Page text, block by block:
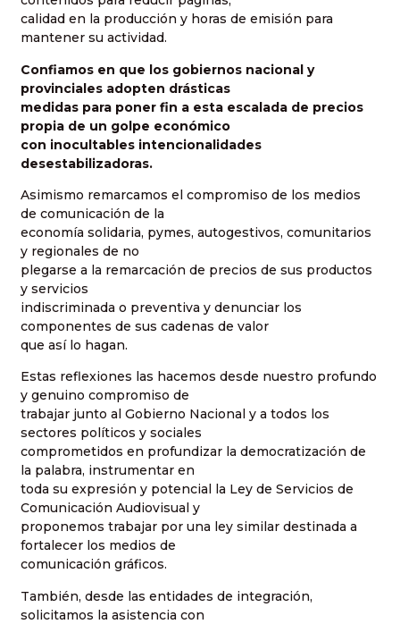
calidad en la producción y horas de emisión para
mantener su actividad.
Confiamos en que los gobiernos nacional y
provinciales adopten drásticas
medidas para poner fin a esta escalada de precios
propia de un golpe económico
con inocultables intencionalidades
desestabilizadoras.
Asimismo remarcamos el compromiso de los medios
de comunicación de la
economía solidaria, pymes, autogestivos, comunitarios
y regionales de no
plegarse a la remarcación de precios de sus productos
y servicios
indiscriminada o preventiva y denunciar los
componentes de sus cadenas de valor
que así lo hagan.
Estas reflexiones las hacemos desde nuestro profundo
y genuino compromiso de
trabajar junto al Gobierno Nacional y a todos los
sectores políticos y sociales
comprometidos en profundizar la democratización de
la palabra, instrumentar en
toda su expresión y potencial la Ley de Servicios de
Comunicación Audiovisual y
proponemos trabajar por una ley similar destinada a
fortalecer los medios de
comunicación gráficos.
También, desde las entidades de integración,
solicitamos la asistencia con